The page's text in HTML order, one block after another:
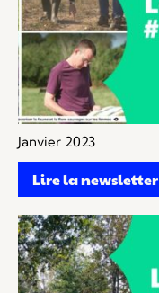
Janvier 2023
Lire la newsletter